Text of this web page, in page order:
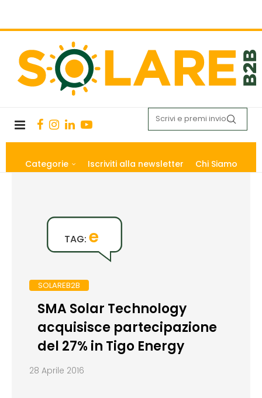
Categorie Iscriviti alla newsletter Chi Siamo
TAG: e
SOLAREB2B
SMA Solar Technology
acquisisce partecipazione
del 27% in Tigo Energy
28 Aprile 2016